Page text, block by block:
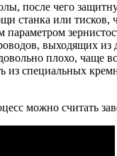
после чего
станка или
параметром
выходящих
плохо,
из специальных
можно считать